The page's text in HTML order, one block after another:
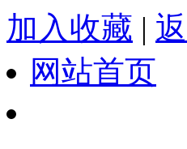
加入收藏 |
网站首页